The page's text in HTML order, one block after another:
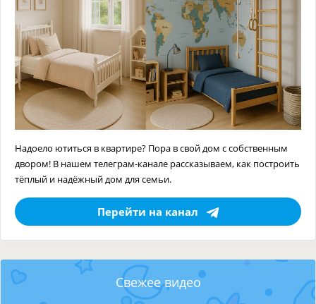
Надоело ютиться в квартире? Пора в свой дом с собственным
двором! В нашем телеграм-канале рассказываем, как построить
тёплый и надёжный дом для семьи.
Перейти на канал
Свежее видео